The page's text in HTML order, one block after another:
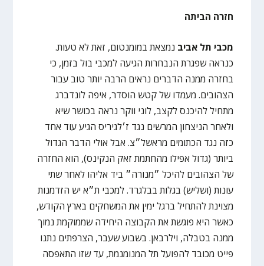
חזרה הביתה
מכבי תל אביב נמצאת במומנטום, זאת לא טעות.
כנראה שפגרת הנבחרות הגיעה למכבי בול בזמן, כי
בחזרה ממנה הדברים נראים הרבה יותר טוב עבור
הצהובים. מעמדו של קטש הוסדר, איפה לונדברג
מתחיל להיכנס לקצב, לוני ווקר נראה בכושר שיא
ולאחר הניצחון המרשים נגד ז׳לגיריס הגיע עוד אחד
כזה נגד הכתומים מראשל״צ. אבל אולי הדבר הגדול
ביותר (גדול אפילו מהחתמת זאק הנקינס), הוא החזרה
של הצהובים להיכל ״מנורה״ ביד אליהו לאחר שתי
עונות (ושליש) בגלות בבלגרד. למכבי ת״א יש הזדמנות
מצוינת להתחיל ברגל ימין את המשחקים בארץ הקודש,
כאשר היא פוגשת את הקבוצה היחידה שממוקמת נמוך
ממנה בטבלה, וילרבאן. בשבוע שעבר, הצרפתים נתנו
פייט מכובד להפועל תל המנומנמת, עד שזו התאפסה